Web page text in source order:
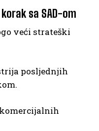
sa SAD-om
veći strateški
posljednjih